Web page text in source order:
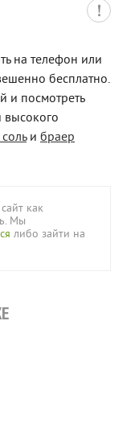
на телефон или
бесплатно.
и посмотреть
и браер
как
Мы
либо зайти на